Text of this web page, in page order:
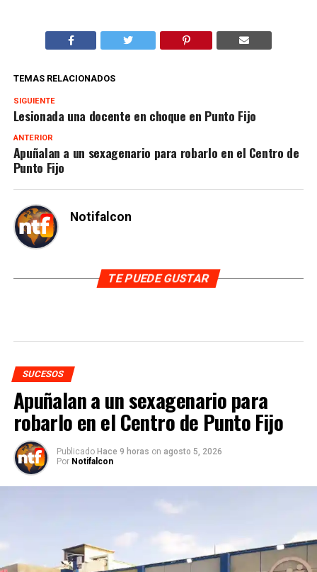
TEMAS RELACIONADOS
SIGUIENTE
Lesionada una docente en choque en Punto Fijo
ANTERIOR
Apuñalan a un sexagenario para robarlo en el Centro de
Punto Fijo
Notifalcon
TE PUEDE GUSTAR
SUCESOS
Apuñalan a un sexagenario para
robarlo en el Centro de Punto Fijo
Publicado Hace 9 horas on agosto 5, 2026
Por Notifalcon